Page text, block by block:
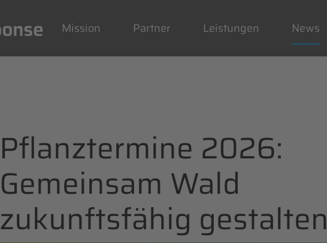
überspringen
Mission Partner Leistungen News
Pflanztermine 2026:
Gemeinsam Wald
zukunftsfähig gestalten